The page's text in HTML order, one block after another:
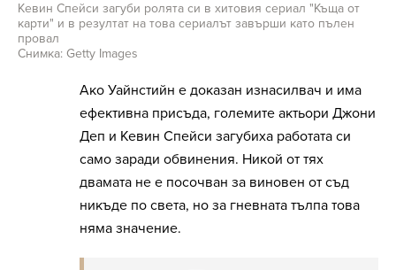
Кевин Спейси загуби ролята си в хитовия сериал "Къща от
карти" и в резултат на това сериалът завърши като пълен
провал
Снимка: Getty Images
Ако Уайнстийн е доказан изнасилвач и има
ефективна присъда, големите актьори Джони
Деп и Кевин Спейси загубиха работата си
само заради обвинения. Никой от тях
двамата не е посочван за виновен от съд
никъде по света, но за гневната тълпа това
няма значение.